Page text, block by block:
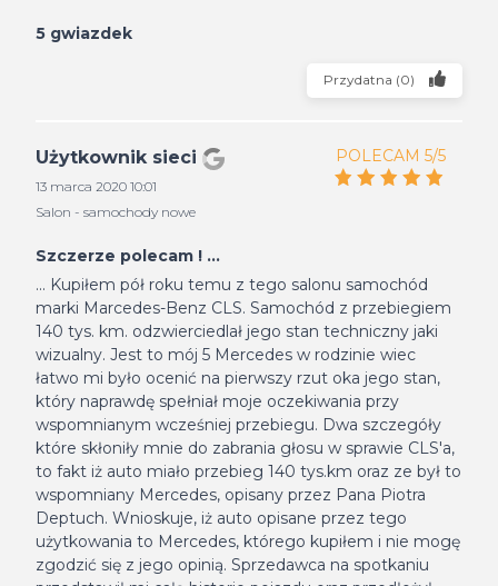
5 gwiazdek
Przydatna (0)
Użytkownik sieci
13 marca 2020 10:01
Salon - samochody nowe
POLECAM 5/5
Szczerze polecam ! ...
... Kupiłem pół roku temu z tego salonu samochód
marki Marcedes-Benz CLS. Samochód z przebiegiem
140 tys. km. odzwierciedlał jego stan techniczny jaki
wizualny. Jest to mój 5 Mercedes w rodzinie wiec
łatwo mi było ocenić na pierwszy rzut oka jego stan,
który naprawdę spełniał moje oczekiwania przy
wspomnianym wcześniej przebiegu. Dwa szczegóły
które skłoniły mnie do zabrania głosu w sprawie CLS'a,
to fakt iż auto miało przebieg 140 tys.km oraz ze był to
wspomniany Mercedes, opisany przez Pana Piotra
Deptuch. Wnioskuje, iż auto opisane przez tego
użytkowania to Mercedes, którego kupiłem i nie mogę
zgodzić się z jego opinią. Sprzedawca na spotkaniu